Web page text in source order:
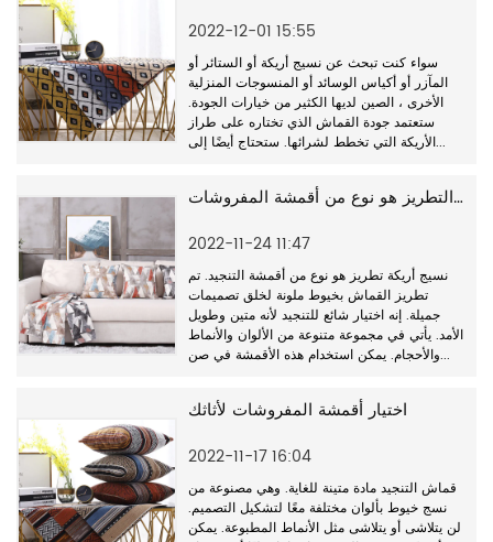
2022-12-01 15:55
سواء كنت تبحث عن نسيج أريكة أو الستائر أو
المآزر أو أكياس الوسائد أو المنسوجات المنزلية
الأخرى ، الصين لديها الكثير من خيارات الجودة.
ستعتمد جودة القماش الذي تختاره على طراز
الأريكة التي تخطط لشرائها. ستحتاج أيضًا إلى...
نسيج أريكة التطريز هو نوع من أقمشة المفروشات.
2022-11-24 11:47
نسيج أريكة تطريز هو نوع من أقمشة التنجيد. تم
تطريز القماش بخيوط ملونة لخلق تصميمات
جميلة. إنه اختيار شائع للتنجيد لأنه متين وطويل
الأمد. يأتي في مجموعة متنوعة من الألوان والأنماط
والأحجام. يمكن استخدام هذه الأقمشة في صن...
اختيار أقمشة المفروشات لأثاثك
2022-11-17 16:04
قماش التنجيد مادة متينة للغاية. وهي مصنوعة من
نسج خيوط بألوان مختلفة معًا لتشكيل التصميم.
لن يتلاشى أو يتلاشى مثل الأنماط المطبوعة. يمكن